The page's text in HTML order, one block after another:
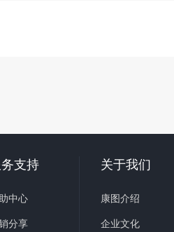
务支持
中心
分享
关于我们
康图介绍
企业文化